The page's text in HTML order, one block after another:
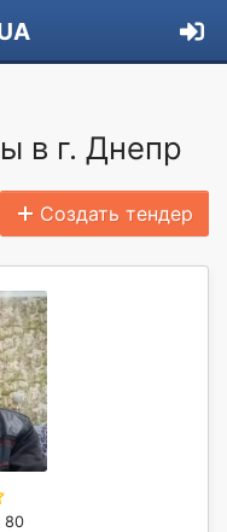
в г. Днепр
Создать тендер
80